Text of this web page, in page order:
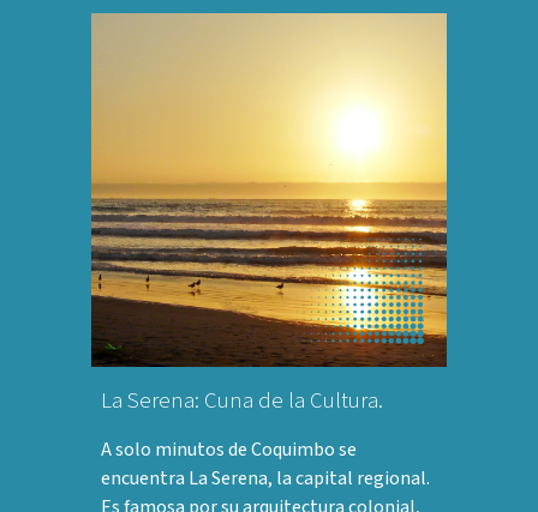
La Serena: Cuna de la Cultura.
A solo minutos de Coquimbo se
encuentra La Serena, la capital regional.